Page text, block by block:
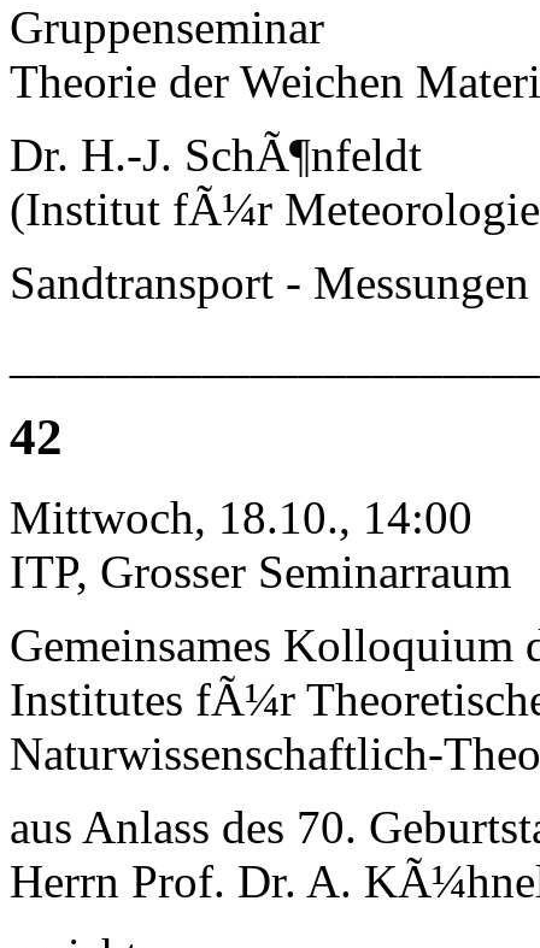
Gruppenseminar
Theorie der Weichen
Dr. H.-J. SchÃ¶nfeldt
(Institut fÃ¼r
Sandtransport -
42
Mittwoch, 18.10., 14:00
ITP, Grosser Seminarraum
Gemeinsames Kolloquium
Institutes fÃ¼r
Naturwissenschaftlich-
aus Anlass des 70.
Herrn Prof. Dr. A.